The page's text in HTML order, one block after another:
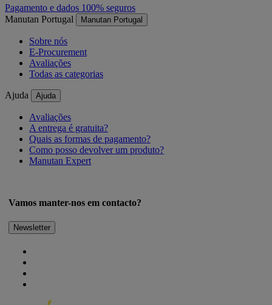
Pagamento e dados 100% seguros
Manutan Portugal
Manutan Portugal
Sobre nós
E-Procurement
Avaliações
Todas as categorias
Ajuda Ajuda
Avaliações
A entrega é gratuita?
Quais as formas de pagamento?
Como posso devolver um produto?
Manutan Expert
Vamos manter-nos em contacto?
Newsletter